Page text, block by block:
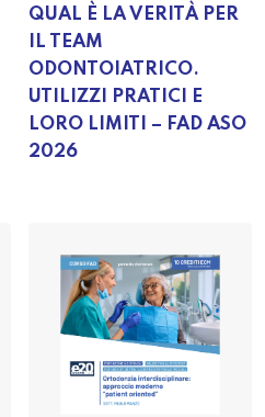
QUAL È LA VERITÀ PER
IL TEAM
ODONTOIATRICO.
UTILIZZI PRATICI E
LORO LIMITI – FAD ASO
2026